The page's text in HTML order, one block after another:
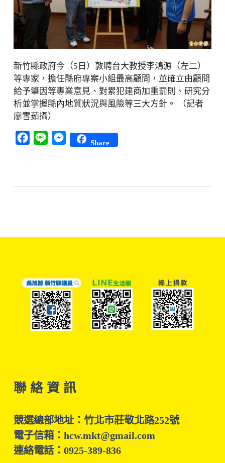
新竹縣政府今（5日）敦聘台大教授李鴻源（左二）
等專家，擔任縣府專案小組最高顧問，並確立由顧問
給予肇因等專業意見、對累犯建商加重罰則、研究分
析並掌握縣內地質狀況與風險等三大方針。 （記者
廖雪茹攝）
Facebook
Line Messenger
Share
聯 絡 資 訊
競選總部地址：竹北市莊敬北路252號
電子信箱：hcw.mkt@gmail.com
連絡電話：0925-389-836